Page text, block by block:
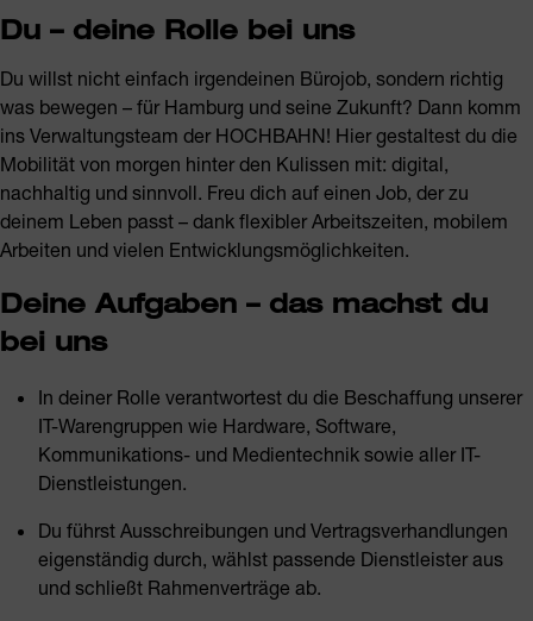
Du – deine Rolle bei uns
Du willst nicht einfach irgendeinen Bürojob, sondern richtig
was bewegen – für Hamburg und seine Zukunft? Dann komm
ins Verwaltungsteam der HOCHBAHN! Hier gestaltest du die
Mobilität von morgen hinter den Kulissen mit: digital,
nachhaltig und sinnvoll. Freu dich auf einen Job, der zu
deinem Leben passt – dank flexibler Arbeitszeiten, mobilem
Arbeiten und vielen Entwicklungsmöglichkeiten.
Deine Aufgaben – das machst du
bei uns
In deiner Rolle verantwortest du die Beschaffung unserer
IT-Warengruppen wie Hardware, Software,
Kommunikations- und Medientechnik sowie aller IT-
Dienstleistungen.
Du führst Ausschreibungen und Vertragsverhandlungen
eigenständig durch, wählst passende Dienstleister aus
und schließt Rahmenverträge ab.